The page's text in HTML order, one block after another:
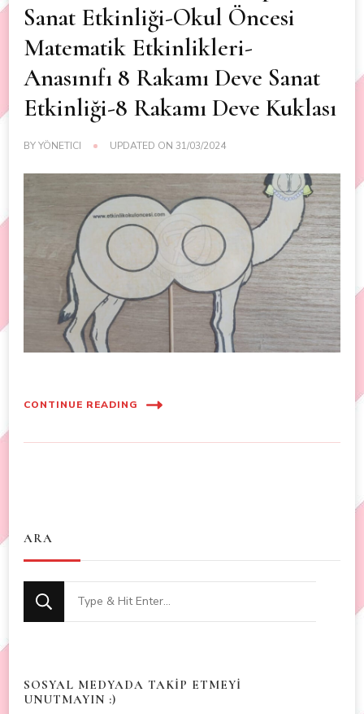
Sanat Etkinliği-Okul Öncesi
Matematik Etkinlikleri-
Anasınıfı 8 Rakamı Deve Sanat
Etkinliği-8 Rakamı Deve Kuklası
BYYÖNETICI UPDATED ON 31/03/2024
CONTINUE READING
ARA
Looking
for
SOSYAL MEDYADA TAKİP ETMEYİ
UNUTMAYIN :)